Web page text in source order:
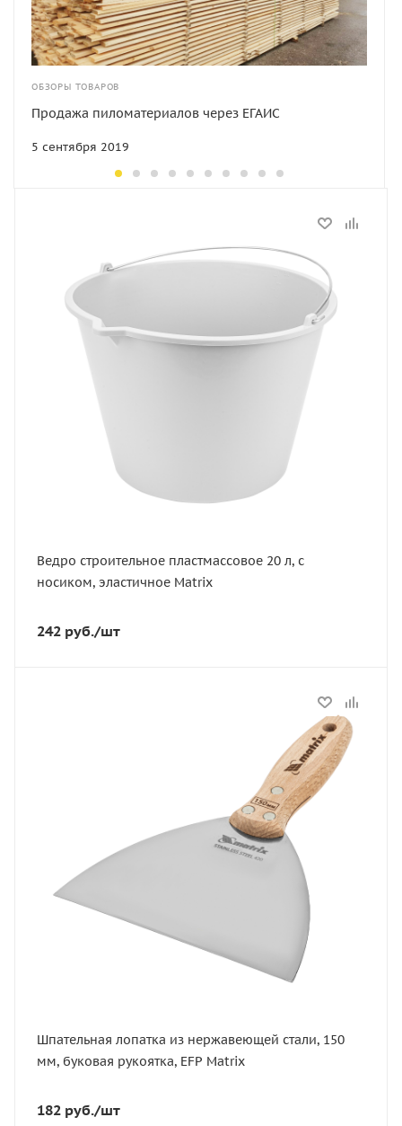
ОБЗОРЫ ТОВАРОВ
5 сентября 2019
Продажа пиломатериалов через ЕГАИС
В наличии
Артикул
814397
Глубина, мм
Ведро строительное пластмассовое 20 л, с
носиком, эластичное Matrix
242 руб./шт
Шпательная лопатка из нержавеющей стали, 150
мм, буковая рукоятка, EFP Matrix
182 руб./шт